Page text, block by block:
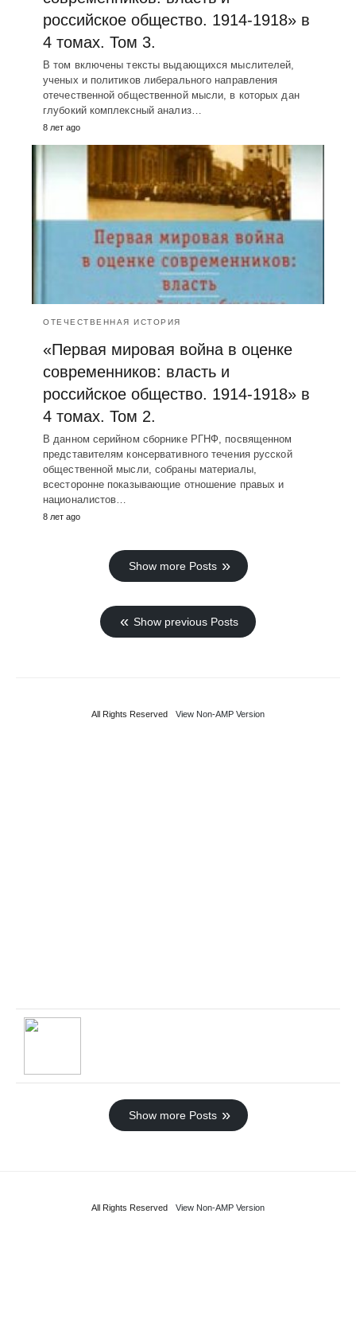
Show more Posts
All Rights Reserved View Non-AMP Version